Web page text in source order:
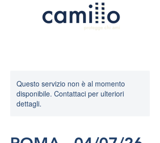
Questo servizio non è al momento
disponibile. Contattaci per ulteriori
dettagli.